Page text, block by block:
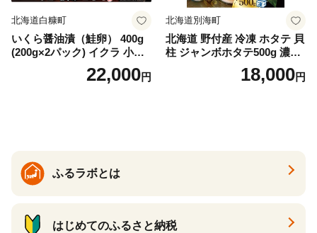
北海道白糠町
いくら醤油漬（鮭卵） 400g
(200g×2パック) イクラ 小分
け いくら醤油漬 鮭いくら い
くら醤油漬け 鮭 鮭卵 ikura
22,000円
北海道別海町
北海道 野付産 冷凍 ホタテ 貝
柱 ジャンボホタテ500g 濃厚
な旨味と甘み （ほたて ホタ
テ 帆立 貝柱 ホタテ貝柱 大玉
18,000円
ふるラボとは
はじめてのふるさと納税